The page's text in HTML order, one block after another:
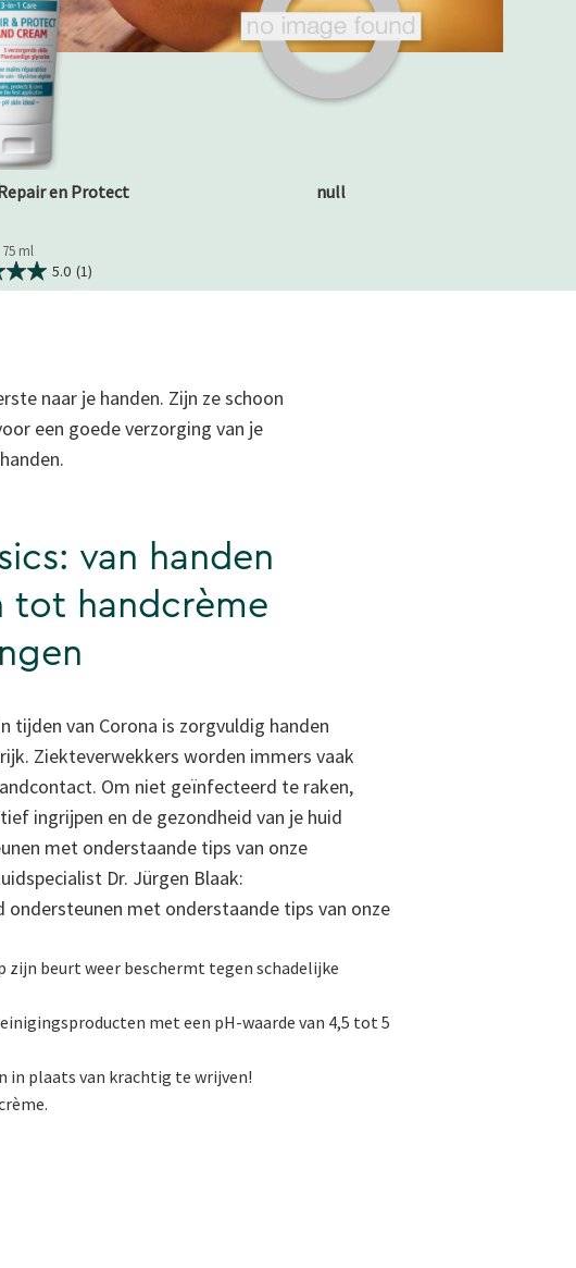
en Protect
75 ml
5.0 (1)
null
naar je handen. Zijn ze schoon
een goede verzorging van je
van handen
tot handcrème
tijden van Corona is zorgvuldig handen
Ziekteverwekkers worden immers vaak
Om niet geïnfecteerd te raken,
ingrijpen en de gezondheid van je huid
met onderstaande tips van onze
Dr. Jürgen Blaak:
met onderstaande tips van onze
zijn beurt weer beschermt tegen schadelijke
met een pH-waarde van 4,5 tot 5
in plaats van krachtig te wrijven!